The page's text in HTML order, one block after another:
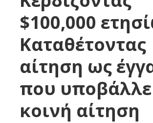
$100,000
Καταθέτοντας
αίτηση ως
που
κοινή αίτηση